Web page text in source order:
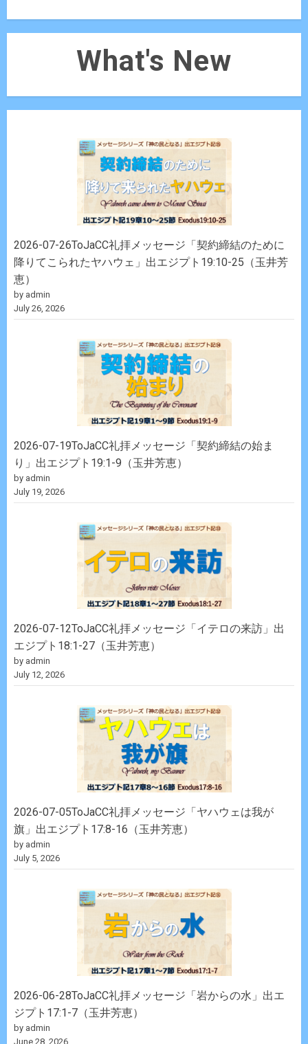
What's New
2026-07-26ToJaCC礼拝メッセージ「契約締結のために
降りてこられたヤハウェ」出エジプト19:10-25（玉井芳
恵）
by admin
July 26, 2026
2026-07-19ToJaCC礼拝メッセージ「契約締結の始ま
り」出エジプト19:1-9（玉井芳恵）
by admin
July 19, 2026
2026-07-12ToJaCC礼拝メッセージ「イテロの来訪」出
エジプト18:1-27（玉井芳恵）
by admin
July 12, 2026
2026-07-05ToJaCC礼拝メッセージ「ヤハウェは我が
旗」出エジプト17:8-16（玉井芳恵）
by admin
July 5, 2026
2026-06-28ToJaCC礼拝メッセージ「岩からの水」出エ
ジプト17:1-7（玉井芳恵）
by admin
June 28, 2026